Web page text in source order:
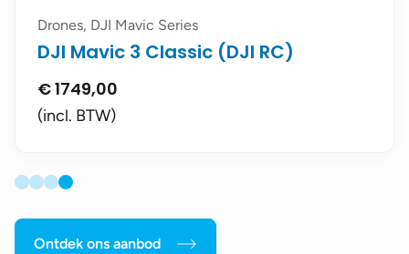
Drones, DJI Mavic Series
DJI Mavic 3 Classic (DJI RC)
€1749,00
(incl. BTW)
Ontdek ons aanbod